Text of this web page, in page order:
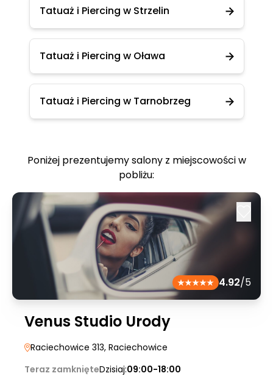
Tatuaż i Piercing w Strzelin
Tatuaż i Piercing w Oława
Tatuaż i Piercing w Tarnobrzeg
Poniżej prezentujemy salony z miejscowości w
pobliżu:
4.92/5
Venus Studio Urody
Raciechowice 313, Raciechowice
Teraz zamknięteDzisiaj:09:00-18:00